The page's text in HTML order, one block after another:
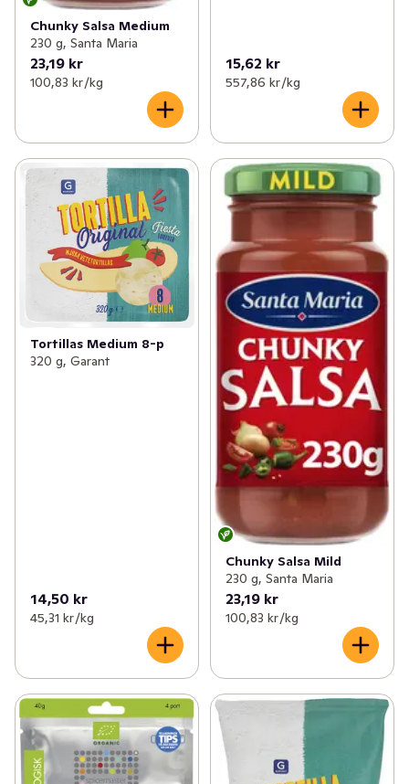
Chunky Salsa Medium
230 g, Santa Maria
23,19 kr
100,83 kr /kg
15,62 kr
557,86 kr /kg
Tortillas Medium 8-p
320 g, Garant
14,50 kr
45,31 kr /kg
Chunky Salsa Mild
230 g, Santa Maria
23,19 kr
100,83 kr /kg